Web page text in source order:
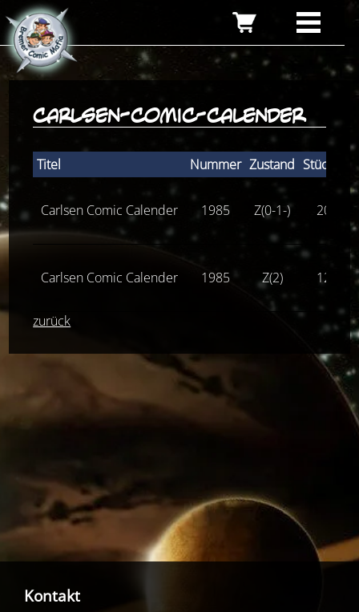
carlsen-comic-calender
Titel Nummer Zustand
Carlsen Comic Calender 1985 Z(0-1-) 20,00 €
Carlsen Comic Calender 1985 Z(2) 12,00 €
zurück
Kontakt